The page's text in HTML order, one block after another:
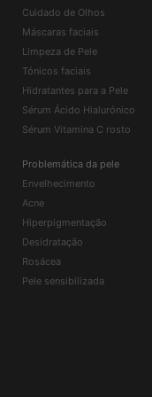
Cuidado de Olhos
Máscaras faciais
Limpeza de Pele
Tónicos faciais
Hidratantes para a Pele
Sérum Ácido Hialurónico
Sérum Vitamina C rosto
Problemática da pele
Envelhecimento
Acne
Hiperpigmentação
Desidratação
Rosácea
Pele sensibilizada